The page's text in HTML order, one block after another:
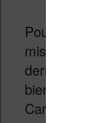
Pour cela, il
mise à jour
dernière
bien sûr,
CarPlay.